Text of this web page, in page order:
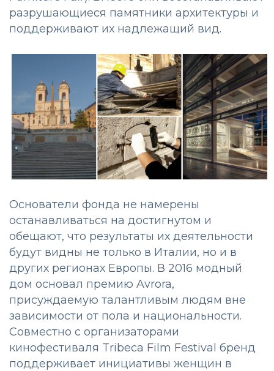
разрушающиеся памятники архитектуры и
поддерживают их надлежащий вид.
Основатели фонда не намерены
останавливаться на достигнутом и
обещают, что результаты их деятельности
будут видны не только в Италии, но и в
других регионах Европы. В 2016 модный
дом основал премию Avrora,
присуждаемую талантливым людям вне
зависимости от пола и национальности.
Совместно с организаторами
кинофестиваля Tribeca Film Festival бренд
поддерживает инициативы женщин в